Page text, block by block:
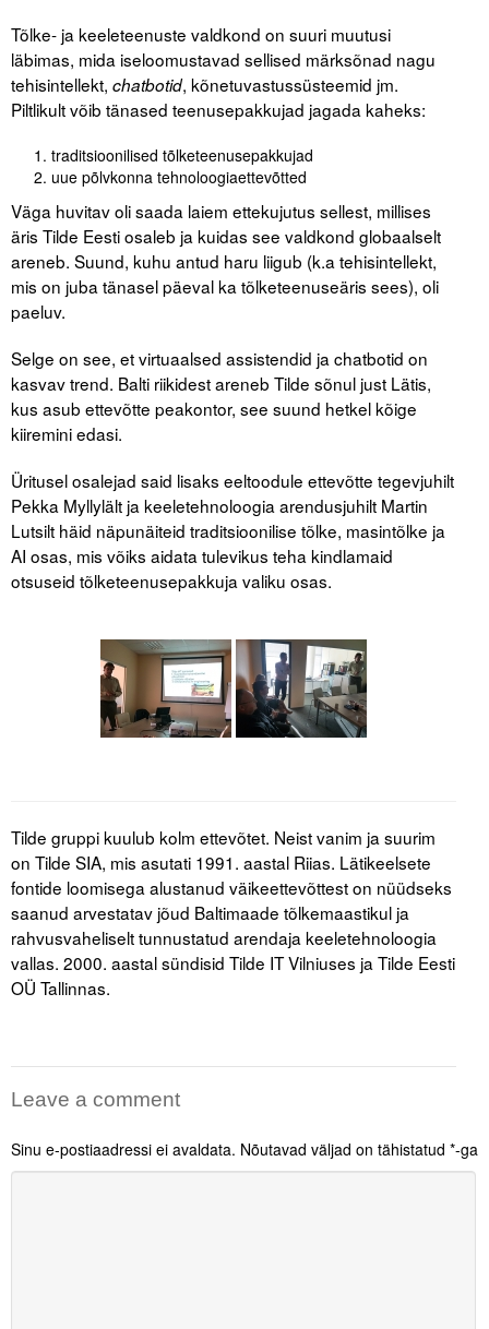
Viidad
ICC WBO
ICC komisjonid
Digiraamatukogu
Juhendid ja väljaanded
Videod
Kontakt
Liitu meililistiga
Oskusteave
Incoterms® 2020
Abimaterjalid
Projektid
Tõlke- ja keeleteenuste valdkond on suuri muutusi
läbimas, mida iseloomustavad sellised märksõnad nagu
tehisintellekt, chatbotid, kõnetuvastussüsteemid jm.
Piltlikult võib tänased teenusepakkujad jagada kaheks:
traditsioonilised tõlketeenusepakkujad
uue põlvkonna tehnoloogiaettevõtted
Väga huvitav oli saada laiem ettekujutus sellest, millises
äris Tilde Eesti osaleb ja kuidas see valdkond globaalselt
areneb. Suund, kuhu antud haru liigub (k.a tehisintellekt,
mis on juba tänasel päeval ka tõlketeenuseäris sees), oli
paeluv.
Selge on see, et virtuaalsed assistendid ja chatbotid on
kasvav trend. Balti riikidest areneb Tilde sõnul just Lätis,
kus asub ettevõtte peakontor, see suund hetkel kõige
kiiremini edasi.
Üritusel osalejad said lisaks eeltoodule ettevõtte tegevjuhilt
Pekka Myllylält ja keeletehnoloogia arendusjuhilt Martin
Lutsilt häid näpunäiteid traditsioonilise tõlke, masintõlke ja
AI osas, mis võiks aidata tulevikus teha kindlamaid
otsuseid tõlketeenusepakkuja valiku osas.
Tilde gruppi kuulub kolm ettevõtet. Neist vanim ja suurim
on Tilde SIA, mis asutati 1991. aastal Riias. Lätikeelsete
fontide loomisega alustanud väikeettevõttest on nüüdseks
saanud arvestatav jõud Baltimaade tõlkemaastikul ja
rahvusvaheliselt tunnustatud arendaja keeletehnoloogia
vallas. 2000. aastal sündisid Tilde IT Vilniuses ja Tilde Eesti
OÜ Tallinnas.
Leave a comment
Sinu e-postiaadressi ei avaldata. Nõutavad väljad on tähistatud *-ga